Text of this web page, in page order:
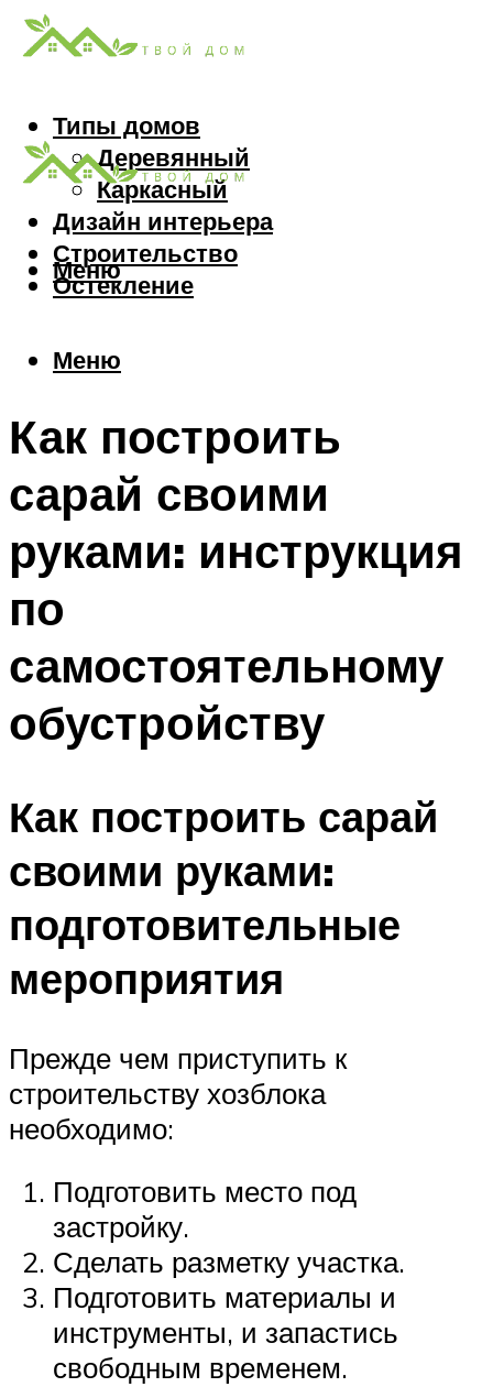
Типы домов
Деревянный
Каркасный
Дизайн интерьера
Строительство
Остекление
Меню
Меню
Как построить
сарай своими
руками: инструкция
по
самостоятельному
обустройству
Как построить сарай
своими руками:
подготовительные
мероприятия
Прежде чем приступить к
строительству хозблока
необходимо:
Подготовить место под
застройку.
Сделать разметку участка.
Подготовить материалы и
инструменты, и запастись
свободным временем.